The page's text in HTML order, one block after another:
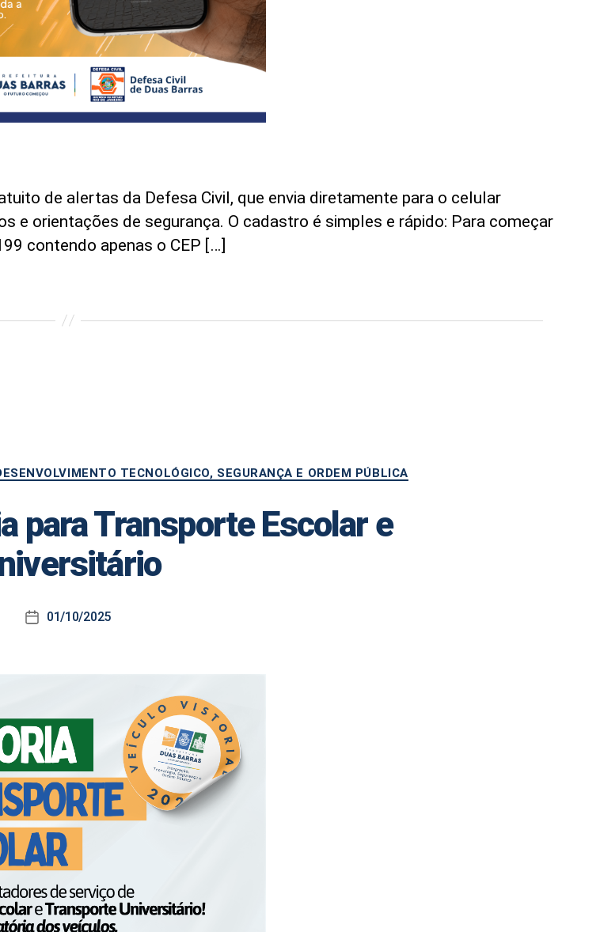
de alertas da Defesa Civil, que envia diretamente para o celular
orientações de segurança. O cadastro é simples e rápido: Para começar
contendo apenas o CEP […]
CategoriasTECNOLÓGICO, SEGURANÇA E ORDEM PÚBLICA
para Transporte Escolar e
Data01/10/2025